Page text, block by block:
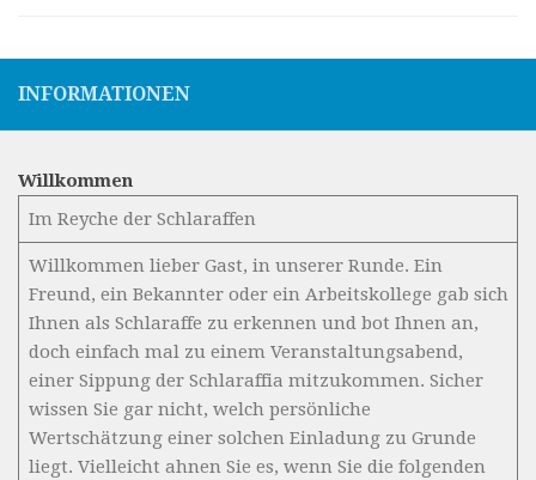
INFORMATIONEN
Willkommen
Im Reyche der Schlaraffen
Willkommen lieber Gast, in unserer Runde. Ein
Freund, ein Bekannter oder ein Arbeitskollege gab sich
Ihnen als Schlaraffe zu erkennen und bot Ihnen an,
doch einfach mal zu einem Veranstaltungsabend,
einer Sippung der Schlaraffia mitzukommen. Sicher
wissen Sie gar nicht, welch persönliche
Wertschätzung einer solchen Einladung zu Grunde
liegt. Vielleicht ahnen Sie es, wenn Sie die folgenden